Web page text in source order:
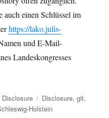
auch einen Schlüssel im
https://lako.julis-
und E-Mail-
Landeskongresses
Kategorien
Disclosure Schlagwörter
Disclosure,git,
Holstein